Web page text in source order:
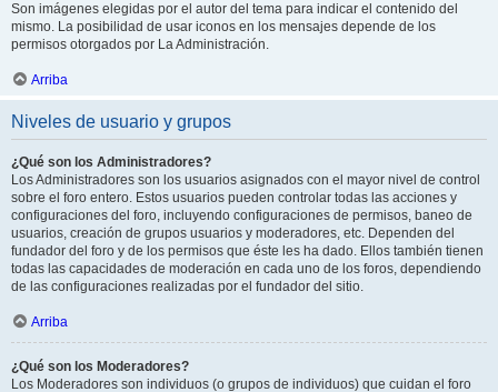
Son imágenes elegidas por el autor del tema para indicar el contenido del
mismo. La posibilidad de usar iconos en los mensajes depende de los
permisos otorgados por La Administración.
Arriba
Niveles de usuario y grupos
¿Qué son los Administradores?
Los Administradores son los usuarios asignados con el mayor nivel de control
sobre el foro entero. Estos usuarios pueden controlar todas las acciones y
configuraciones del foro, incluyendo configuraciones de permisos, baneo de
usuarios, creación de grupos usuarios y moderadores, etc. Dependen del
fundador del foro y de los permisos que éste les ha dado. Ellos también tienen
todas las capacidades de moderación en cada uno de los foros, dependiendo
de las configuraciones realizadas por el fundador del sitio.
Arriba
¿Qué son los Moderadores?
Los Moderadores son individuos (o grupos de individuos) que cuidan el foro